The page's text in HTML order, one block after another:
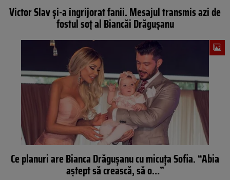
Victor Slav și-a îngrijorat fanii. Mesajul transmis azi de
fostul soț al Biancăi Drăgușanu
Ce planuri are Bianca Drăguşanu cu micuţa Sofia. “Abia
aştept să crească, să o…”